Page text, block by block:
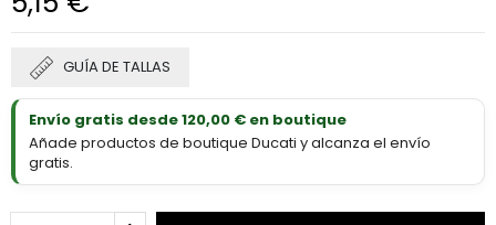
GUÍA DE TALLAS
Envío gratis desde 120,00 € en boutique
Añade productos de boutique Ducati y alcanza el envío
gratis.